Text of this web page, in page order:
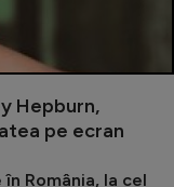
Hepburn,
pe ecran
România, la cel